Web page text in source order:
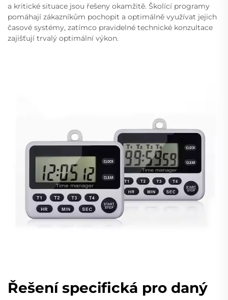
a kritické situace jsou řešeny okamžitě. Školící programy
pomáhají zákazníkům pochopit a optimálně využívat jejich
časové systémy, zatímco pravidelné technické konzultace
zajišťují trvalý optimální výkon.
Řešení specifická pro daný